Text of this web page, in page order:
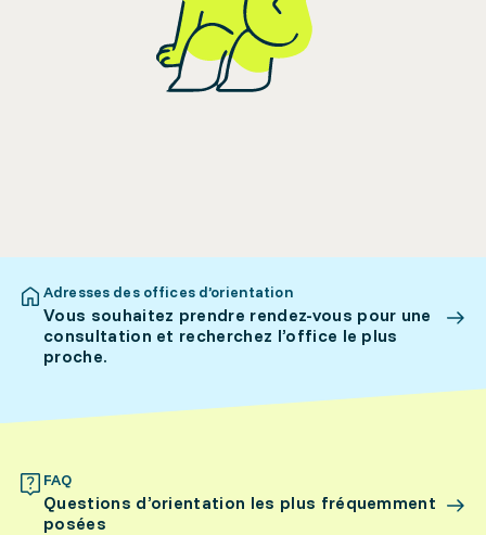
Adresses des offices d’orientation
Vous souhaitez prendre rendez-vous pour une
consultation et recherchez l’office le plus
proche.
FAQ
Questions d’orientation les plus fréquemment
posées